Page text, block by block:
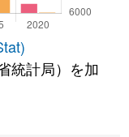
統計局）を加